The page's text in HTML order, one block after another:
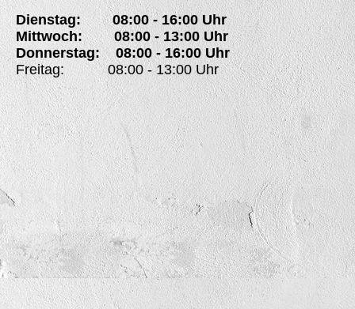
Dienstag: 08:00 - 16:00 Uhr
Mittwoch: 08:00 - 13:00 Uhr
Donnerstag: 08:00 - 16:00 Uhr
Freitag: 08:00 - 13:00 Uhr